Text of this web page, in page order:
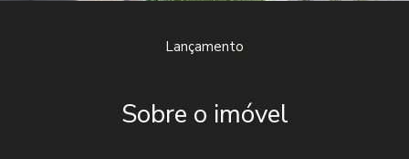
Lançamento
Sobre o imóvel